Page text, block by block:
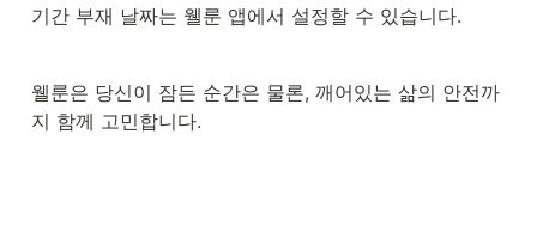
기간 부재 날짜는 웰룬 앱에서 설정할 수 있습니다.
웰룬은 당신이 잠든 순간은 물론, 깨어있는 삶의 안전까
지 함께 고민합니다.